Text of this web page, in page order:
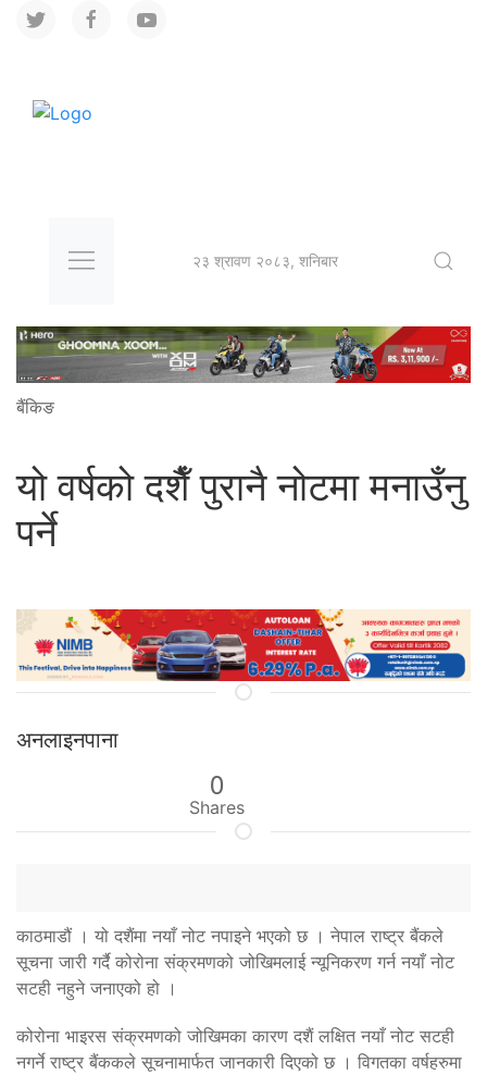
२३ श्रावण २०८३, शनिबार
बैंकिङ
यो वर्षको दशैँ पुरानै नोटमा मनाउँनु
पर्ने
अनलाइनपाना
0
Shares
काठमाडौं । यो दशैंमा नयाँ नोट नपाइने भएको छ । नेपाल राष्ट्र बैंकले
सूचना जारी गर्दै कोरोना संक्रमणको जोखिमलाई न्यूनिकरण गर्न नयाँ नोट
सटही नहुने जनाएको हो ।
कोरोना भाइरस संक्रमणको जोखिमका कारण दशैं लक्षित नयाँ नोट सटही
नगर्ने राष्ट्र बैंककले सूचनामार्फत जानकारी दिएको छ । विगतका वर्षहरुमा